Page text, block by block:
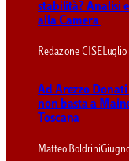
stabilità? Analisi
alla Camera
Redazione CISELuglio
Ad Arezzo
non basta a
Toscana
Matteo Boldrini